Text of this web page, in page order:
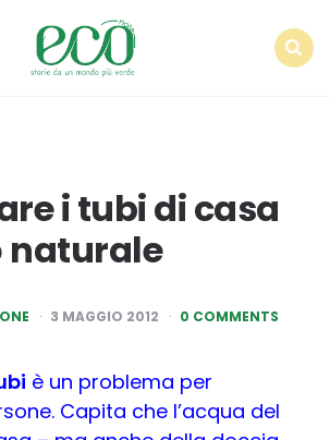
i tubi di casa
naturale
3 MAGGIO 2012 0 COMMENTS
è un problema per
Capita che l’acqua del